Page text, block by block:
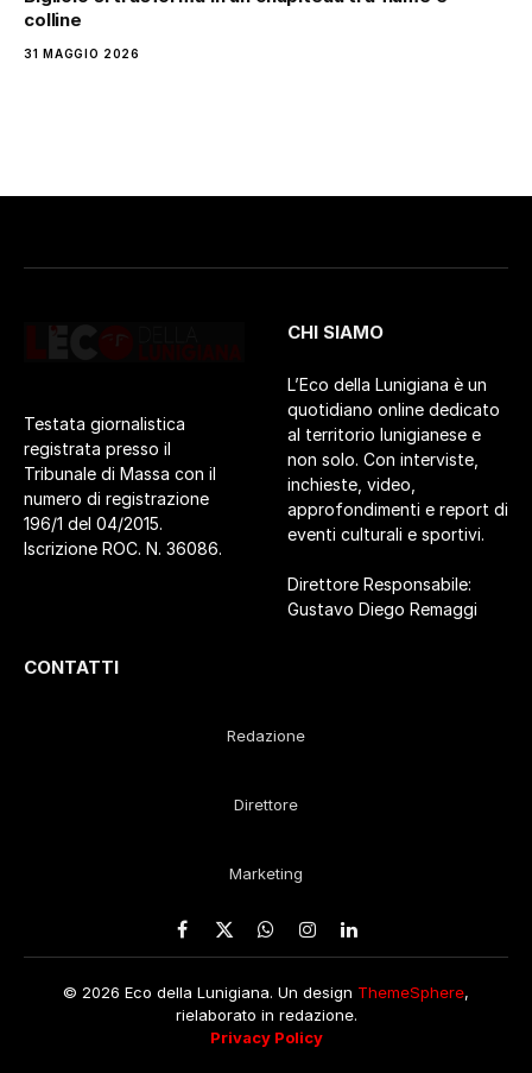
colline
31 MAGGIO 2026
Testata giornalistica
registrata presso il
Tribunale di Massa con il
numero di registrazione
196/1 del 04/2015.
Iscrizione ROC. N. 36086.
CHI SIAMO
L’Eco della Lunigiana è un
quotidiano online dedicato
al territorio lunigianese e
non solo. Con interviste,
inchieste, video,
approfondimenti e report di
eventi culturali e sportivi.
Direttore Responsabile:
Gustavo Diego Remaggi
CONTATTI
Redazione
Direttore
Marketing
Facebook
X
WhatsApp
Instagram
LinkedIn
© 2026 Eco della Lunigiana. Un design ThemeSphere,
rielaborato in redazione.
Privacy Policy